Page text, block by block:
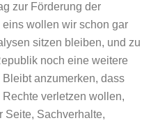
zur Förderung der
wollen wir schon gar
sitzen bleiben, und zu
noch eine weitere
anzumerken, dass
verletzen wollen,
Seite, Sachverhalte,